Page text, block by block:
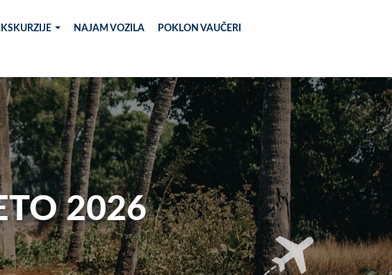
NAJAM VOZILA POKLON VAUČERI
2026